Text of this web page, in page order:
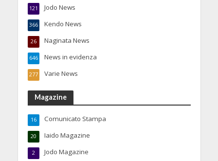
Jodo News
121
Kendo News
366
Naginata News
26
News in evidenza
646
Varie News
277
Magazine
Comunicato Stampa
16
Iaido Magazine
20
Jodo Magazine
2